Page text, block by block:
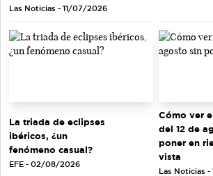
Las Noticias - 11/07/2026
La triada de eclipses
ibéricos, ¿un
fenómeno casual?
EFE - 02/08/2026
Cómo ver
del 12 de
poner en
vista
Las Noticias